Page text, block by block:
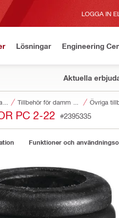
LOGGA IN
Lösningar Engineering
Aktuella
Övriga
PC 2-22 #2395335
Funktioner och